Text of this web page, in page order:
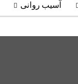
آسیب روانی